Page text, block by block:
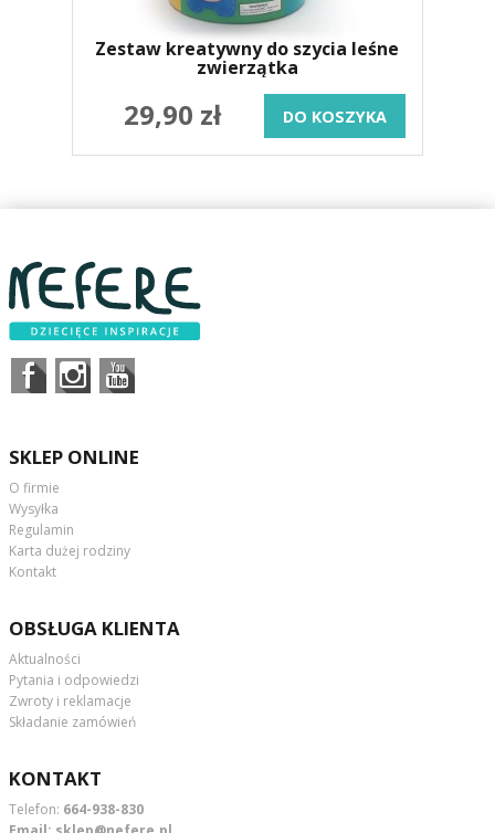
Zestaw kreatywny do szycia leśne
zwierzątka
29,90 zł DO KOSZYKA
SKLEP ONLINE
O firmie
Wysyłka
Regulamin
Karta dużej rodziny
Kontakt
OBSŁUGA KLIENTA
Aktualności
Pytania i odpowiedzi
Zwroty i reklamacje
Składanie zamówień
KONTAKT
Telefon: 664-938-830